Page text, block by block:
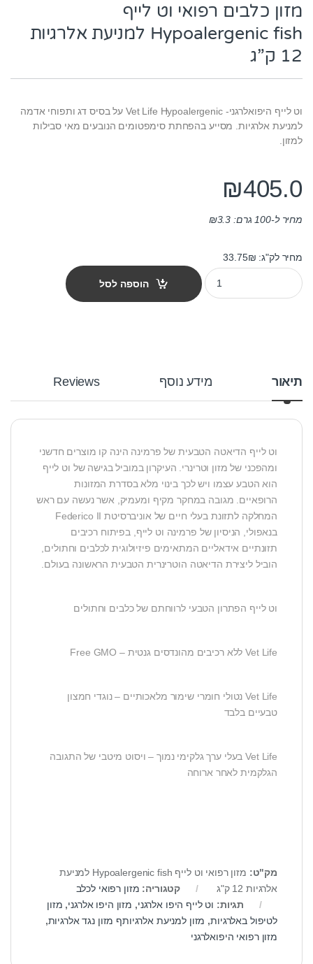
מזון כלבים רפואי וט לייף
Hypoalergenic fish למניעת אלרגיות
12 ק”ג
וט לייף היפואלרגני- Vet Life Hypoalergenic על בסיס דג ותפוחי אדמה
למניעת אלרגיות. מסייע בהפחתת סימפטומים הנובעים מאי סבילות
למזון.
₪405.0
מחיר ל-100 גרם: ₪3.3
מחיר לק"ג: 33.75₪
מזון כלבים רפואי וט לייף Hypoalergenic fish למניעת אלרגיות 12 ק"ג quantity
הוספה לסל
תיאור מידע נוסף Reviews
וט לייף הדיאטה הטבעית של פרמינה הינה קו מוצרים חדשני
ומהפכני של מזון וטרינרי. העיקרון במוביל בגישה של וט לייף
הוא הטבע עצמו ויש לכך בינוי מלא בסדרת המזונות
הרופאיים. מגובה במחקר מקיף ומעמיק, אשר נעשה עם ראש
המחלקה לתזונת בעלי חיים של אוניברסיטת Federico II
בנאפולי, הניסיון של פרמינה וט לייף, בפיתוח רכיבים
תזונתיים אידאליים המתאימים פיזיולוגית לכלבים וחתולים,
הוביל ליצירת הדיאטה הוטרינרית הטבעית הראשונה בעולם.
וט לייף הפתרון הטבעי לרווחתם של כלבים וחתולים
Vet Life ללא רכיבים מהונדסים גנטית – Free GMO
Vet Life נטולי חומרי שימור מלאכותיים – נוגדי חמצון
טבעיים בלבד
Vet Life בעלי ערך גלקימי נמוך – ויסוט מיטבי של התגובה
הגלקמית לאחר ארוחה
מק"ט:
מזון רפואי וט לייף Hypoalergenic fish למניעת
אלרגיות 12 ק"ג
קטגוריה: מזון רפואי לכלב
תגיות: וט לייף היפו אלרגני, מזון היפו אלרגני, מזון
לטיפול באלרגיות, מזון למניעת אלרגיותף מזון נגד אלרגיות,
מזון רפואי היפואלרגני